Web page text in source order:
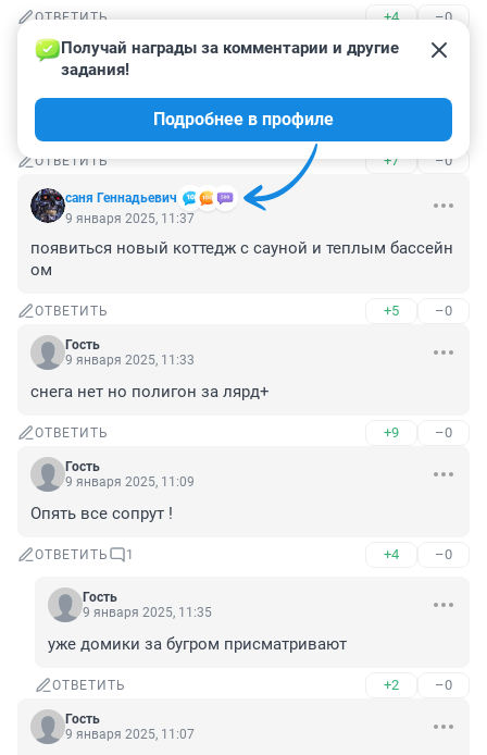
ОТВЕТИТЬ +4 –0
Гость
9 января 2025, 11:50
Вот так,после таких вот полигонов и появляются у
нас "честные" миллиардеры.
ОТВЕТИТЬ +7 –0
саня Геннадьевич
Получай награды за комментарии и другие
задания!
Подробнее в профиле
9 января 2025, 11:37
появиться новый коттедж с сауной и теплым бассейн
ом
ОТВЕТИТЬ +5 –0
Гость
9 января 2025, 11:33
снега нет но полигон за лярд+
ОТВЕТИТЬ +9 –0
Гость
9 января 2025, 11:09
Опять все сопрут !
ОТВЕТИТЬ 1 +4 –0
Гость
9 января 2025, 11:35
уже домики за бугром присматривают
ОТВЕТИТЬ +2 –0
Гость
9 января 2025, 11:07